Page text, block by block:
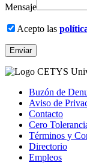
Mensaje
Acepto las
Buzón de
Aviso de
Contacto
Cero
Términos y
Directorio
Empleos